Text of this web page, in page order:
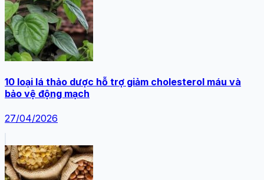
10 loại lá thảo dược hỗ trợ giảm cholesterol máu và
bảo vệ động mạch
27/04/2026